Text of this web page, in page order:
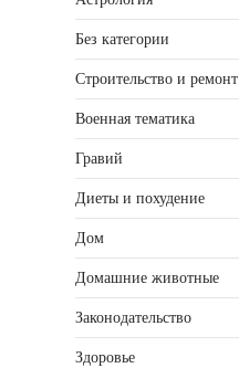
Без категории
Строительство и ремонт
Военная тематика
Гравий
Диеты и похудение
Дом
Домашние животные
Законодательство
Здоровье